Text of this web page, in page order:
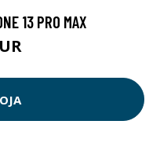
13 PRO MAX